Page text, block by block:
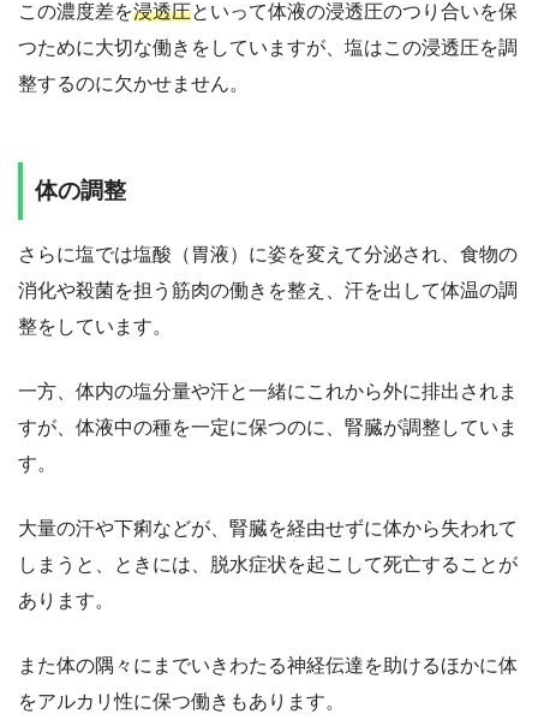
この濃度差を浸透圧といって体液の浸透圧のつり合いを保
つために大切な働きをしていますが、塩はこの浸透圧を調
整するのに欠かせません。
体の調整
さらに塩では塩酸（胃液）に姿を変えて分泌され、食物の
消化や殺菌を担う筋肉の働きを整え、汗を出して体温の調
整をしています。
一方、体内の塩分量や汗と一緒にこれから外に排出されま
すが、体液中の種を一定に保つのに、腎臓が調整していま
す。
大量の汗や下痢などが、腎臓を経由せずに体から失われて
しまうと、ときには、脱水症状を起こして死亡することが
あります。
また体の隅々にまでいきわたる神経伝達を助けるほかに体
をアルカリ性に保つ働きもあります。